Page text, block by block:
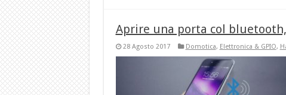
Aprire una porta col
28 Agosto 2017 Domotica, Elettronica & GPIO,